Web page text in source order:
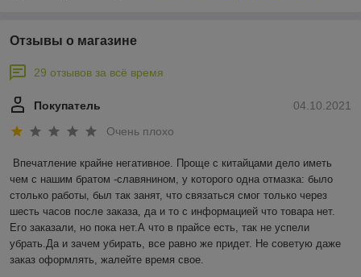
Отзывы о магазине
29 отзывов за всё время
04.10.2021
Покупатель
Очень плохо
Впечатление крайне негативное. Проще с китайцами дело иметь
чем с нашим братом -славянином, у которого одна отмазка: было
столько работы, был так занят, что связаться смог только через
шесть часов после заказа, да и то с информацией что товара нет.
Его заказали, но пока нет.А что в прайсе есть, так не успели
убрать.Да и зачем убирать, все равно же придет. Не советую даже
заказ оформлять, жалейте время свое.